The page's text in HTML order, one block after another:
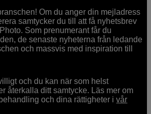
Om du anger din mejladress
samtycker du till att få nyhetsbrev
Som prenumerant får du
de senaste nyheterna från ledande
och massvis med inspiration till
och du kan när som helst
återkalla ditt samtycke. Läs mer om
och dina rättigheter ivår